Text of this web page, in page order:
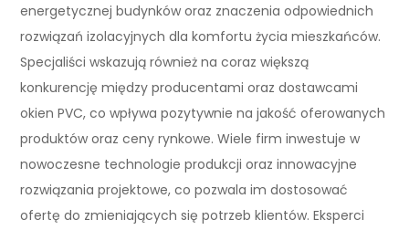
energetycznej budynków oraz znaczenia odpowiednich
rozwiązań izolacyjnych dla komfortu życia mieszkańców.
Specjaliści wskazują również na coraz większą
konkurencję między producentami oraz dostawcami
okien PVC, co wpływa pozytywnie na jakość oferowanych
produktów oraz ceny rynkowe. Wiele firm inwestuje w
nowoczesne technologie produkcji oraz innowacyjne
rozwiązania projektowe, co pozwala im dostosować
ofertę do zmieniających się potrzeb klientów. Eksperci